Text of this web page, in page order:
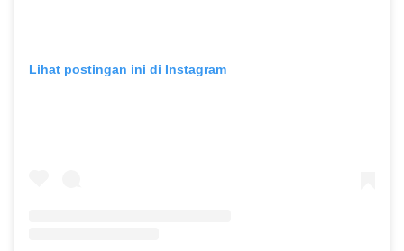
Lihat postingan ini di Instagram